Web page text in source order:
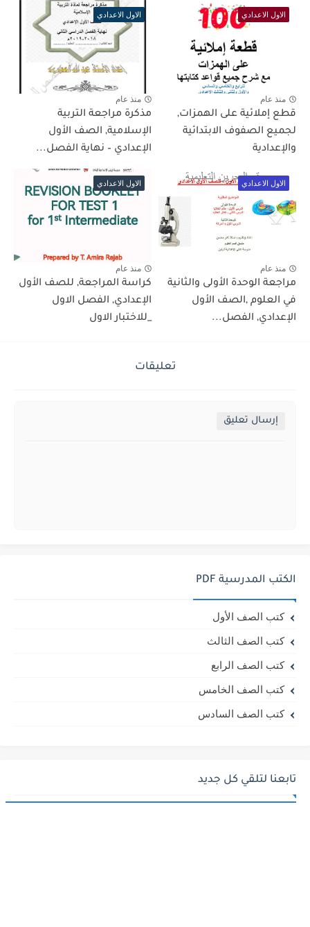
الاول الاعدادي
منذ عام
قطع إملائية على الهمزات,
لجميع الصفوف الابتدائية
والإعدادية
الاول الاعدادي
منذ عام
مذكرة مراجعة التربية
الإسلامية, الصف الأول
الإعدادي – نهاية الفصل...
الاول الاعدادي
منذ عام
مراجعة الوحدة الأولى والثانية
في العلوم ,الصف الأول
الإعدادي, الفصل...
الاول الاعدادي
منذ عام
كراسة المراجعة, للصف الأول
الإعدادي, الفصل الاول
_للاختبار الاول
تعليقات
إرسال تعليق
الكتب المدرسية PDF
كتب الصف الأول
كتب الصف الثالث
كتب الصف الرابع
كتب الصف الخامس
كتب الصف السادس
تابعنا لتلقي كل جديد